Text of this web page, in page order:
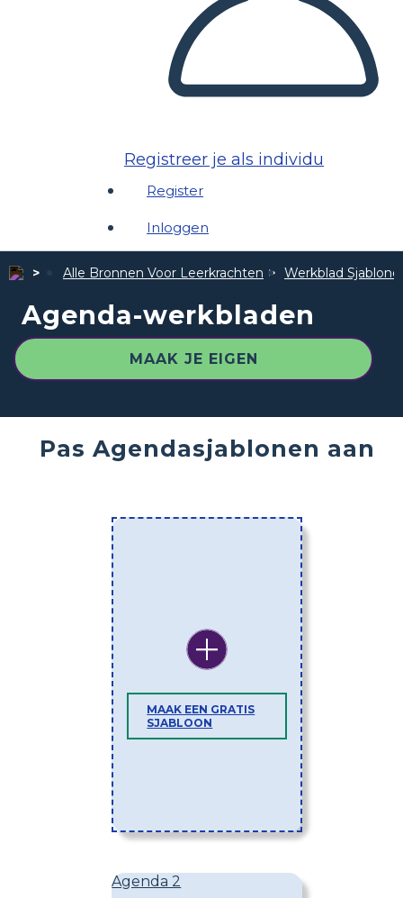
Registreer je als individu
Register
Inloggen
Alle Bronnen Voor Leerkrachten Werkblad
Agenda-werkbladen
MAAK JE EIGEN
Pas Agendasjablonen aan
MAAK EEN GRATIS
SJABLOON
Agenda 2